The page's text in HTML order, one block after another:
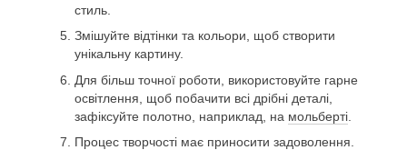
стиль.
Змішуйте відтінки та кольори, щоб створити
унікальну картину.
Для більш точної роботи, використовуйте гарне
освітлення, щоб побачити всі дрібні деталі,
зафіксуйте полотно, наприклад, на мольберті
Процес творчості має приносити задоволення.